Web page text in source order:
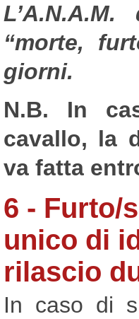
“morte,
giorni.
N.B. In
cavallo, la
va fatta
6 - Furto/
unico di
rilascio
In caso di